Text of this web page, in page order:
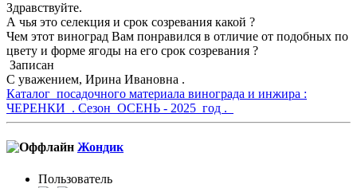
Здравствуйте.
А чья это селекция и срок созревания какой ?
Чем этот виноград Вам понравился в отличие от подобных по
цвету и форме ягоды на его срок созревания ?
Записан
С уважением, Ирина Ивановна .
Каталог посадочного материала винограда и инжира :
ЧЕРЕНКИ . Сезон ОСЕНЬ - 2025 год .
Жондик
Пользователь